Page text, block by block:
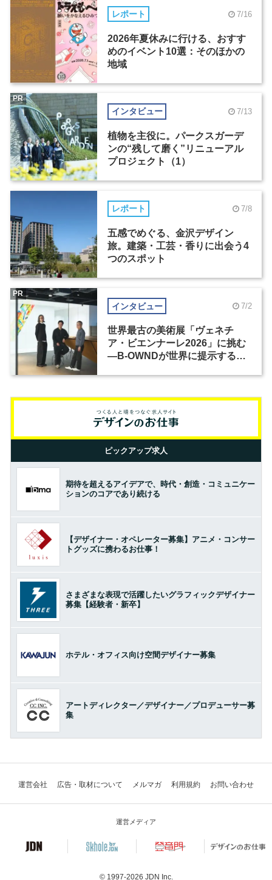
レポート 7/16
2026年夏休みに行ける、おすす
めのイベント10選：そのほかの
地域
インタビュー 7/13
植物を主役に。パークスガーデ
ンの“残して磨く”リニューアル
プロジェクト（1）
PR
レポート 7/8
五感でめぐる、金沢デザイン
旅。建築・工芸・香りに出会う4
つのスポット
インタビュー 7/2
世界最古の美術展「ヴェネチ
ア・ビエンナーレ2026」に挑む
―B-OWNDが世界に提示する美
PR
ピックアップ求人
期待を超えるアイデアで、時代・創造・コミュニケー
ションのコアであり続ける
【デザイナー・オペレーター募集】アニメ・コンサー
トグッズに携わるお仕事！
さまざまな表現で活躍したいグラフィックデザイナー
募集【経験者・新卒】
ホテル・オフィス向け空間デザイナー募集
アートディレクター／デザイナー／プロデューサー募
集
運営会社 広告・取材について メルマガ 利用規約 お問い合わせ
運営メディア
© 1997-2026 JDN Inc.